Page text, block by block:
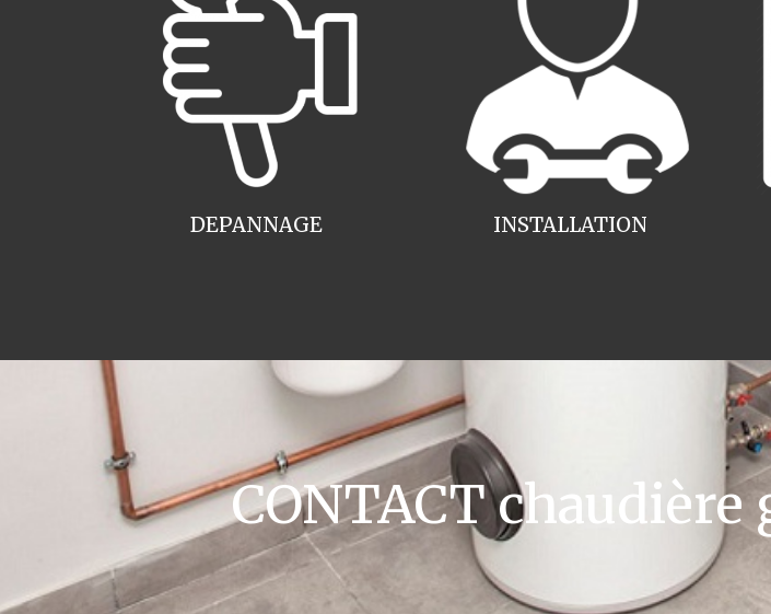
INSTALLATION
DEPANNAGE
CONTACT